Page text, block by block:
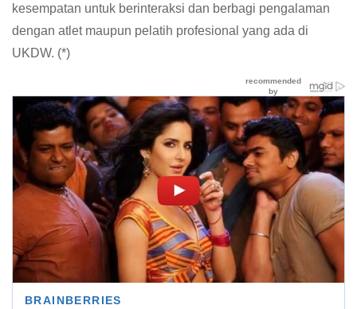
kesempatan untuk berinteraksi dan berbagi pengalaman
dengan atlet maupun pelatih profesional yang ada di
UKDW. (*)